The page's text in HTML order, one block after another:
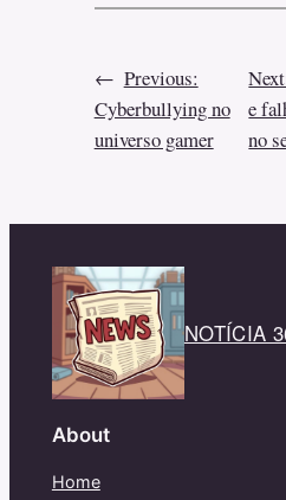
← Previous:
Cyberbullying no
universo gamer
e
no
NOTÍCIA
About
Home